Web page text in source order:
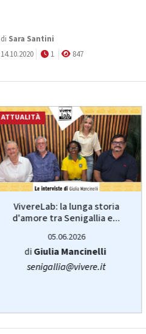
di Sara Santini
14.10.2020
1 847
ATTUALITÀ
VivereLab: la lunga storia
d'amore tra Senigallia e...
05.06.2026
diGiulia Mancinelli
senigallia@vivere.it